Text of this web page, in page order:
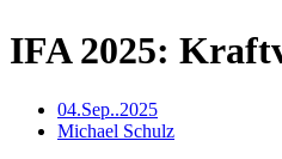
IFA 2025:
04.Sep..2025
Michael Schulz